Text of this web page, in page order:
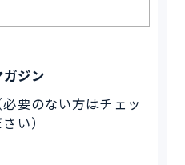
ジン
要のない方はチェッ
い）